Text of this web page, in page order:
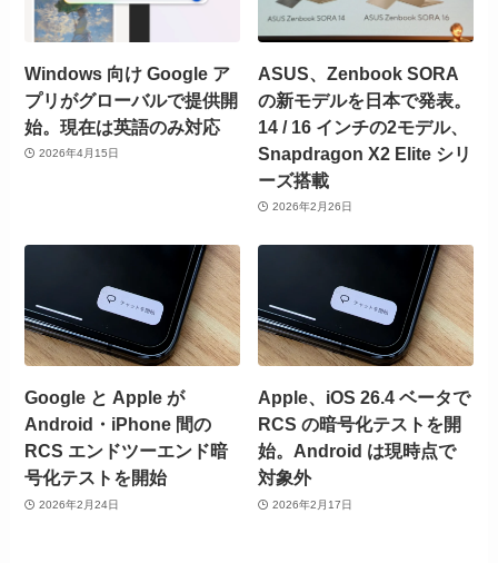
Windows 向け Google ア
プリがグローバルで提供開
始。現在は英語のみ対応
2026年4月15日
ASUS、Zenbook SORA
の新モデルを日本で発表。
14 / 16 インチの2モデル、
Snapdragon X2 Elite シリ
ーズ搭載
2026年2月26日
Google と Apple が
Android・iPhone 間の
RCS エンドツーエンド暗
号化テストを開始
2026年2月24日
Apple、iOS 26.4 ベータで
RCS の暗号化テストを開
始。Android は現時点で
対象外
2026年2月17日